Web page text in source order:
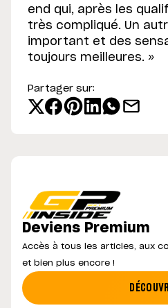
end qui, après les
très compliqué. Un
important et des
toujours meilleures. »
Partager sur:
Deviens Premium
Accès à tous les articles, aux
et bien plus encore !